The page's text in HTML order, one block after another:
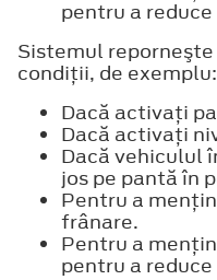
pentru a
Sistemul
condiţii, de exemplu:
Dacă activaţi
Dacă activaţi
Dacă vehiculul
jos pe pantă în
Pentru a
frânare.
Pentru a
pentru a